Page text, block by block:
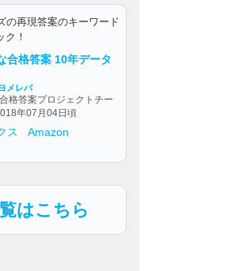
の再現答案のキーワード
ク！
合格答案 10年データ
メレバ
格答案プロジェクトチー
年07月04日頃
ス Amazon
はこちら